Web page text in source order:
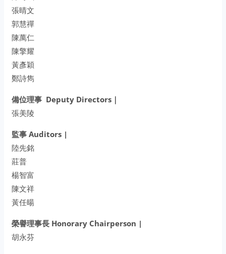
張晴文
郭慧禪
陳萬仁
陳擎耀
黃彥穎
鄭詩雋
備位理事 Deputy Directors｜
張美陵
監事 Auditors |
陸先銘
莊普
楊智富
陳文祥
黃任暘
榮譽理事長 Honorary Chairperson |
胡永芬